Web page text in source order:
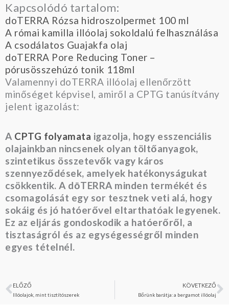
Kapcsolódó tartalom:
doTERRA Rózsa hidroszolpermet 100 ml
A római kamilla illóolaj sokoldalú felhasználása
A csodálatos Guajakfa olaj
doTERRA Pore Reducing Toner –
pórusösszehúzó tonik 118ml
Valamennyi doTERRA illóolaj ellenőrzött
minőséget képvisel, amiről a CPTG tanúsítvány
jelent igazolást:
A CPTG folyamata igazolja, hogy esszenciális
olajainkban nincsenek olyan töltőanyagok,
szintetikus összetevők vagy káros
szennyeződések, amelyek hatékonyságukat
csökkentik. A dōTERRA minden termékét és
csomagolását egy sor tesztnek veti alá, hogy
sokáig és jó hatóerővel eltarthatóak legyenek.
Ez az eljárás gondoskodik a hatóerőről, a
tisztaságról és az egységességről minden
egyes tételnél.
Előző
ELŐZŐ
Illóolajok, mint tisztítószerek
KÖVETKEZŐ
Bőrünk barátja: a bergamot illóolaj